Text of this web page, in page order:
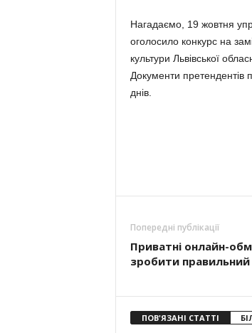
Нагадаємо, 19 жовтня
оголосило конкурс на
культури Львівської
Документи
днів.
Попередні публікації
Приватні онлайн-
зробити правильний
ПОВ'ЯЗАНІ СТАТТІ